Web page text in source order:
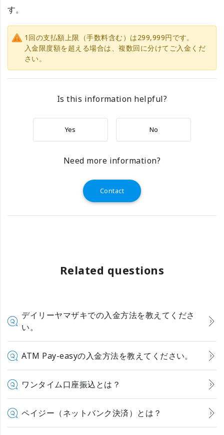
す。
1回の支払額上限（手数料含む）は299,999円です。
入金限度額を超える場合は、複数回に分けてご入金くだ
さい。
Is this information helpful?
Yes No
Need more information?
Contact
Related questions
デイリーヤマザキでの入金方法を教えてくださ
い。
ATM Pay-easyの入金方法を教えてください。
ワンタイム口座振込とは？
ペイジー（ネットバンク決済）とは？